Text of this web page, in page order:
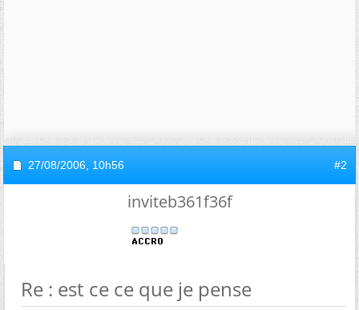
27/08/2006, 10h56 #2
inviteb361f36f
Re : est ce ce que je pense